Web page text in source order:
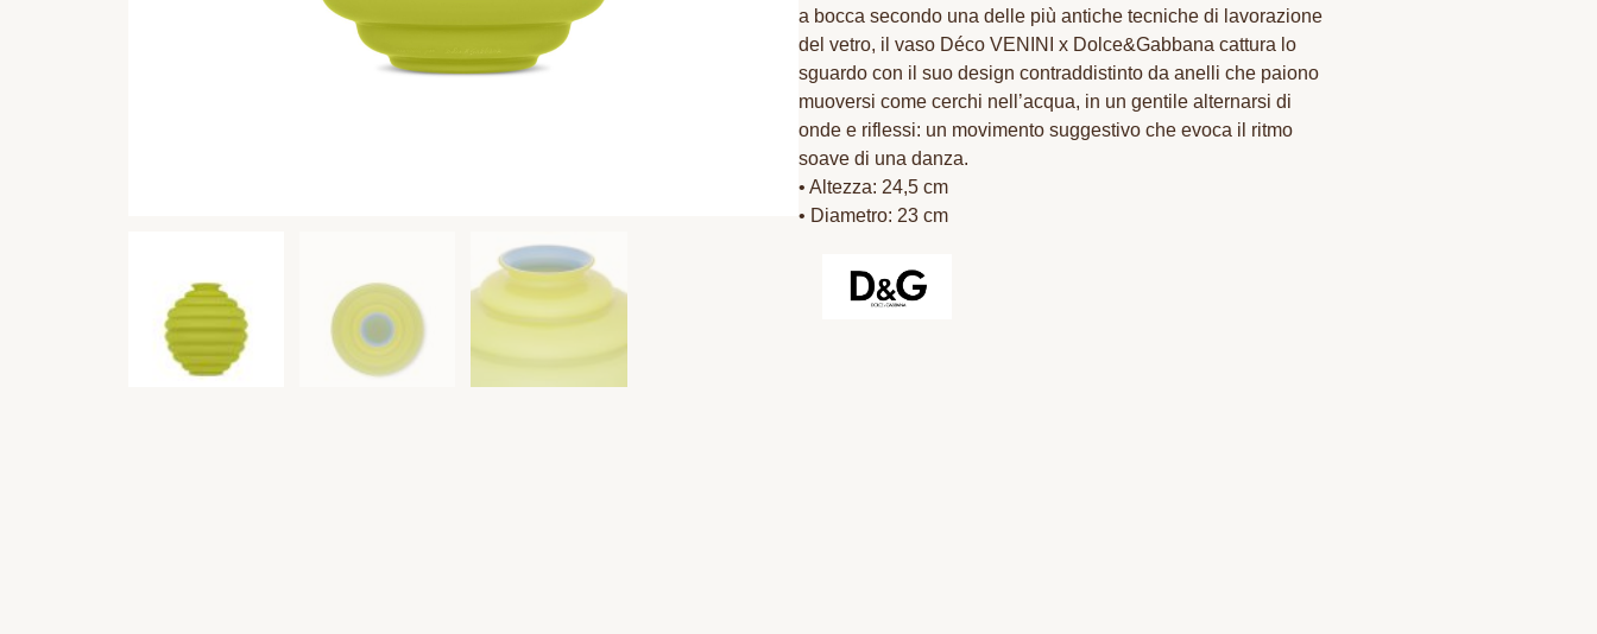
a bocca secondo una delle più antiche tecniche di lavorazione
del vetro, il vaso Déco VENINI x Dolce&Gabbana cattura lo
sguardo con il suo design contraddistinto da anelli che paiono
muoversi come cerchi nell’acqua, in un gentile alternarsi di
onde e riflessi: un movimento suggestivo che evoca il ritmo
soave di una danza.
• Altezza: 24,5 cm
• Diametro: 23 cm